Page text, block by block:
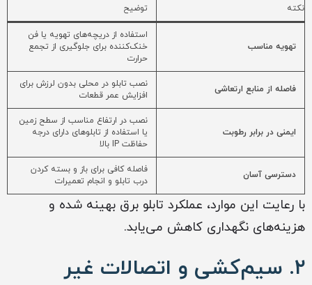
نکته توضیح
تهویه مناسب
استفاده از دریچه‌های تهویه یا فن
خنک‌کننده برای جلوگیری از تجمع
حرارت
فاصله از منابع ارتعاشی
نصب تابلو در محلی بدون لرزش برای
افزایش عمر قطعات
ایمنی در برابر رطوبت
نصب در ارتفاع مناسب از سطح زمین
یا استفاده از تابلوهای دارای درجه
حفاظت IP بالا
دسترسی آسان
فاصله کافی برای باز و بسته کردن
درب تابلو و انجام تعمیرات
با رعایت این موارد، عملکرد تابلو برق بهینه شده و
هزینه‌های نگهداری کاهش می‌یابد.
۲. سیم‌کشی و اتصالات غیر